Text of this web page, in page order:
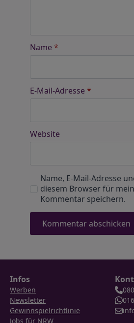
Name *
E-Mail-Adresse *
Website
Name, E-Mail-Adresse
diesem Browser für
Kommentar speichern.
Infos
Werben
Newsletter
Gewinnspielrichtlinie
Jobs für NRW